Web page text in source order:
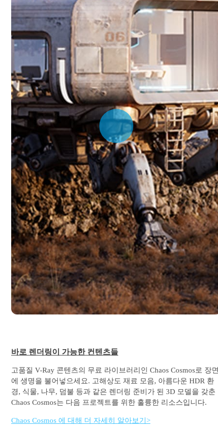
바로 렌더링이 가능한 컨텐츠들
고품질 V-Ray 콘텐츠의 무료 라이브러리인 Chaos Cosmos로 장
에 생명을 불어넣으세요. 고해상도 재료 모음, 아름다운 HDR 환
경, 식물, 나무, 덤불 등과 같은 렌더링 준비가 된 3D 모델을 갖춘
Chaos Cosmos는 다음 프로젝트를 위한 훌륭한 리소스입니다.
Chaos Cosmos 에 대해 더 자세히 알아보기>